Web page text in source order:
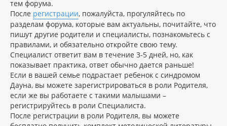
тем форума.
После регистрации, пожалуйста, прогуляйтесь по
разделам форума, которые вам актуальны, почитайте, что
пишут другие родители и специалисты, познакомьтесь с
правилами, и обязательно откройте свою тему.
Специалист ответит вам в течение 3-5 дней, но, как
показывает практика, ответ обычно дается раньше!
Если в вашей семье подрастает ребенок с синдромом
Дауна, вы можете зарегистрироваться в роли Родителя,
если же вы работаете с такими малышами –
регистрируйтесь в роли Специалиста.
После регистрации в роли Родителя, вы можете